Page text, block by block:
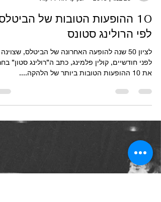
גיא ברמן מכליס
28 במרץ 2019
זמן קריאה 7 דקות
10 ההופעות הטובות של
לפי הרולינג סטונס
לציון 50 שנה להופעה האחרונה של הביטלס, שצוינה
את 10 ההופעות הטובות ביותר של הלהקה....